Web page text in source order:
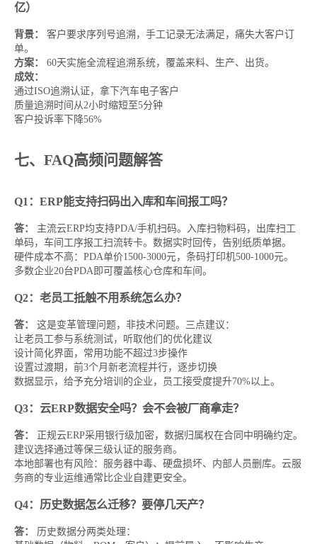
亿）
背景：
客户要求序列号追溯，手工记录无法满足，痛失大客户订
单。
方案：
60天实施全流程追溯系统，覆盖来料、生产、出货。
成效：
通过ISO追溯认证，拿下汽车电子客户
质量追溯时间从2小时缩短至5分钟
客户投诉率下降56%
七、FAQ高频问题解答
Q1：ERP能支持扫码出入库和车间报工吗？
答：
主流云ERP均支持PDA/手机扫码。入库扫物料码，出库扫工
单码，车间工序报工扫流转卡。数据实时回传，告别纸质单据。
硬件成本不高：PDA单价1500-3000元，条码打印机500-1000元。
多数企业20台PDA即可覆盖核心仓库和车间。
Q2：老员工抵触不用系统怎么办？
答：
这是变革管理问题，非技术问题。三点建议：
让老员工参与系统测试，听取他们的优化建议
设计简化界面，常用功能不超过3步操作
设置过渡期，前3个月新老流程并行，逐步切换
数据显示，给予充分培训的企业，员工接受度提升70%以上。
Q3：云ERP数据安全吗？会不会被厂商拿走？
答：
正规云ERP采用银行级加密，数据归属权在合同中明确约定。
建议选择通过等保三级认证的服务商。
本地部署也有风险：服务器中毒、硬盘损坏、内部人员删库。云服
务商的专业运维通常比企业自建更安全。
Q4：历史数据怎么迁移？要停几天产？
答：
历史数据分两类处理：